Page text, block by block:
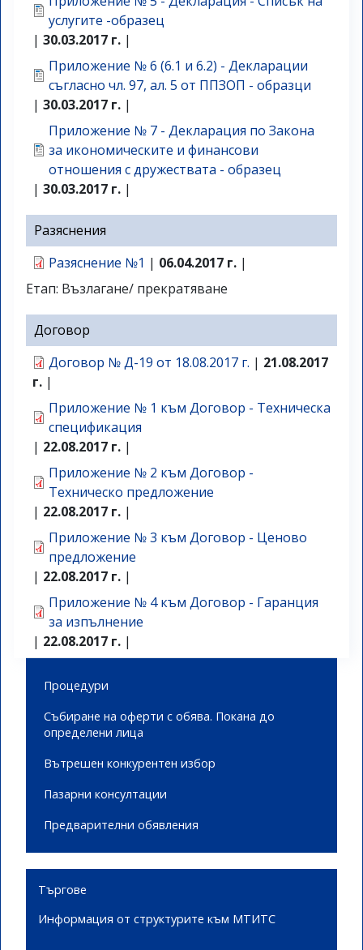
услугите -образец
| 30.03.2017 г. |
Приложение № 6 (6.1 и 6.2) - Декларации
съгласно чл. 97, ал. 5 от ППЗОП - образци
| 30.03.2017 г. |
Приложение № 7 - Декларация по Закона
за икономическите и финансови
отношения с дружествата - образец
| 30.03.2017 г. |
Разяснения
Разяснение №1 | 06.04.2017 г. |
Етап: Възлагане/ прекратяване
Договор
Договор № Д-19 от 18.08.2017 г. | 21.08.2017
г. |
Приложение № 1 към Договор - Техническа
спецификация
| 22.08.2017 г. |
Приложение № 2 към Договор -
Техническо предложение
| 22.08.2017 г. |
Приложение № 3 към Договор - Ценово
предложение
| 22.08.2017 г. |
Приложение № 4 към Договор - Гаранция
за изпълнение
| 22.08.2017 г. |
Side menu
Процедури
Събиране на оферти с обява. Покана до
определени лица
Вътрешен конкурентен избор
Пазарни консултации
Предварителни обявления
Търгове
Информация от структурите към МТИТС